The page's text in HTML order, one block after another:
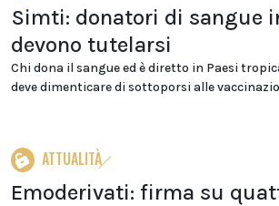
Simti: donatori di sangue
devono tutelarsi
Chi dona il sangue ed è diretto in Paesi
deve dimenticare di sottoporsi alle
ATTUALITÀ
Emoderivati: firma su